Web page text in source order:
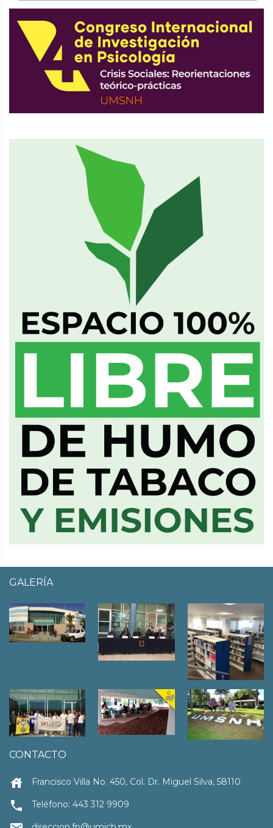
GALERÍA
CONTACTO
house Francisco Villa No. 450, Col. Dr. Miguel Silva, 58110
local_phone Teléfono: 443 312 9909